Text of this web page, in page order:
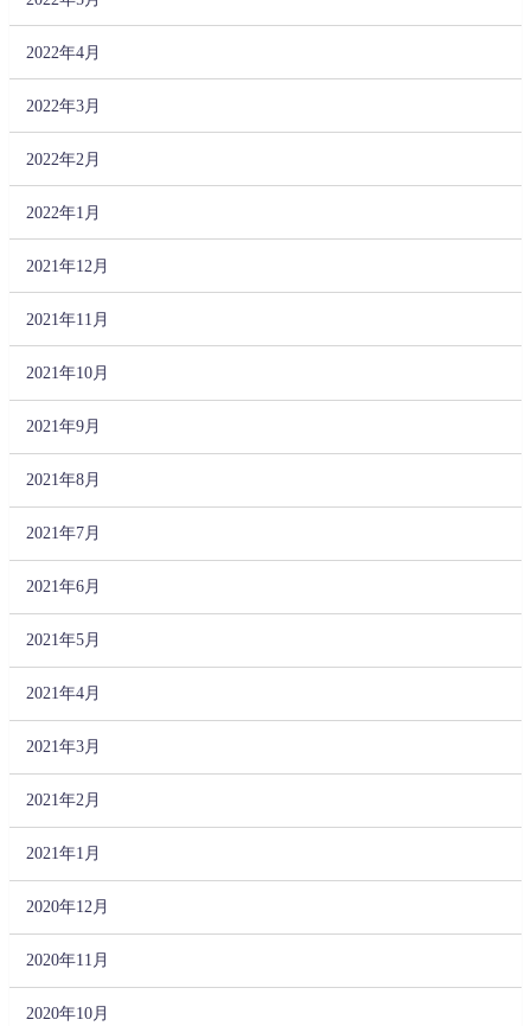
2022年4月
2022年3月
2022年2月
2022年1月
2021年12月
2021年11月
2021年10月
2021年9月
2021年8月
2021年7月
2021年6月
2021年5月
2021年4月
2021年3月
2021年2月
2021年1月
2020年12月
2020年11月
2020年10月